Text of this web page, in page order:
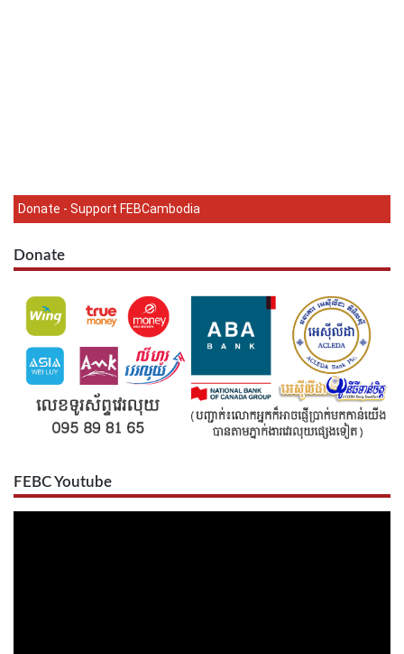
Donate - Support FEBCambodia
Donate
FEBC Youtube